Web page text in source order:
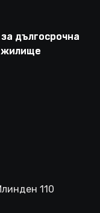
дългосрочна
жилище
110